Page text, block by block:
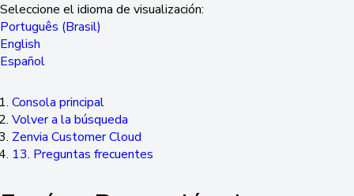
Seleccione el idioma de visualización:
Português (Brasil)
English
Español
Consola principal
Volver a la búsqueda
Zenvia Customer Cloud
13. Preguntas frecuentes